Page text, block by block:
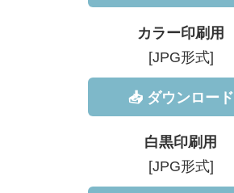
カラー印刷用
[JPG形式]
📥 ダウンロード
白黒印刷用
[JPG形式]